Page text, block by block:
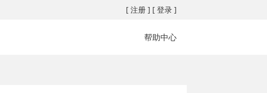
[ 注册 ] [ 登录 ]
帮助中心